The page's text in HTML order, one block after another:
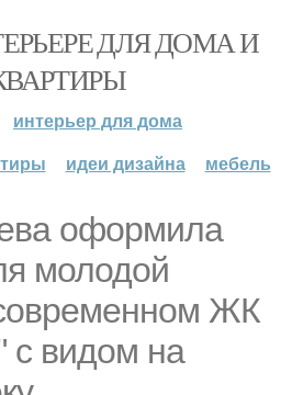
ДЛЯ ДОМА И
интерьер для дома
идеи дизайна мебель
оформила
молодой
ЖК
с видом на